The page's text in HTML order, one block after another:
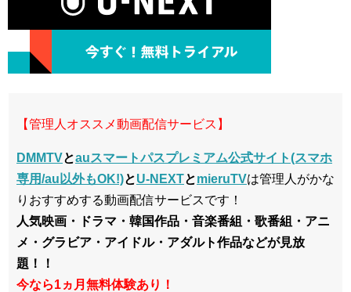
【管理人オススメ動画配信サービス】
DMMTVとauスマートパスプレミアム公式サイト(スマホ
専用/au以外もOK!)とU-NEXTとmieruTVは管理人がかな
りおすすめする動画配信サービスです！
人気映画・ドラマ・韓国作品・音楽番組・歌番組・アニ
メ・グラビア・アイドル・アダルト作品などが見放
題！！
今なら1ヵ月無料体験あり！